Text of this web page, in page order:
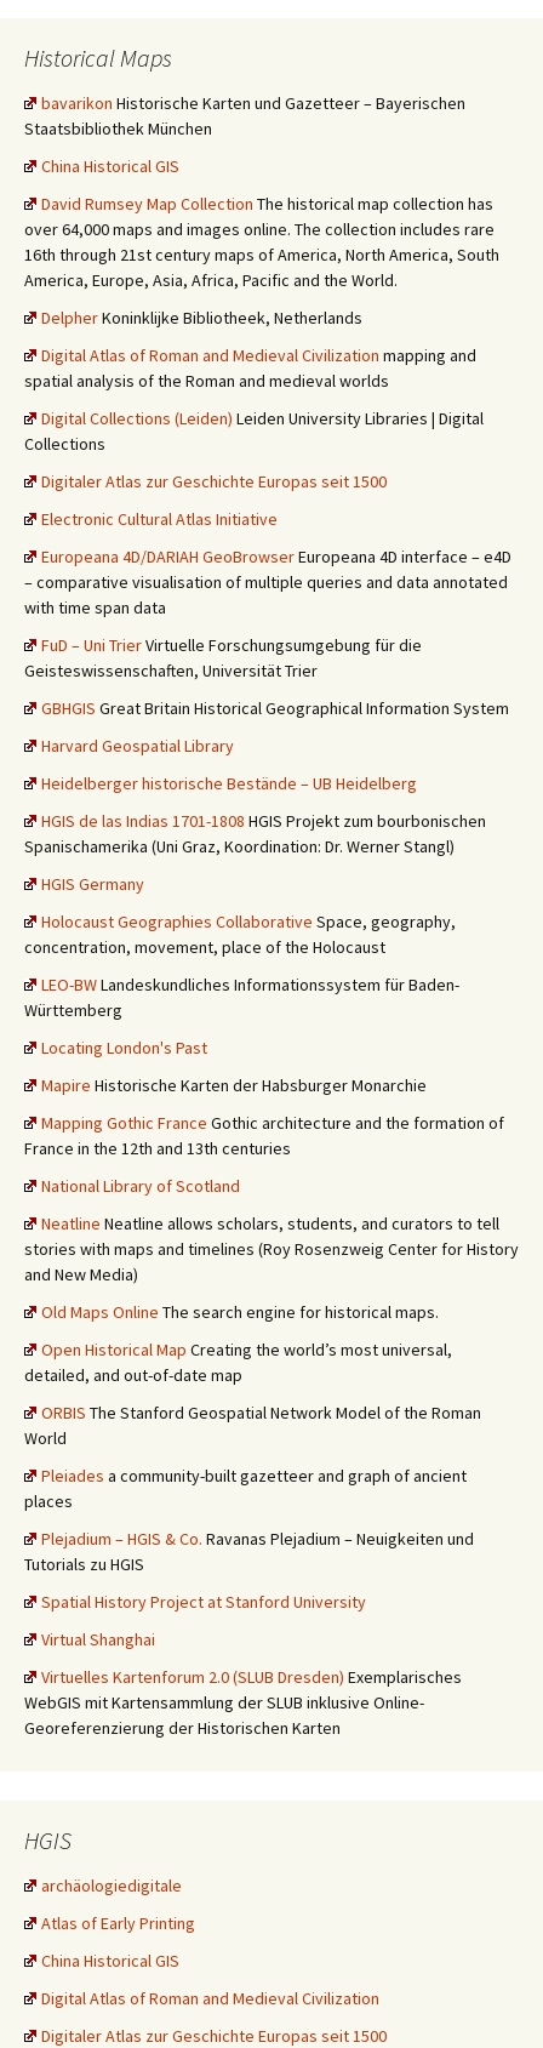
Historical Maps
bavarikon Historische Karten und Gazetteer – Bayerischen
Staatsbibliothek München
China Historical GIS
David Rumsey Map Collection The historical map collection has
over 64,000 maps and images online. The collection includes rare
16th through 21st century maps of America, North America, South
America, Europe, Asia, Africa, Pacific and the World.
DelpherKoninklijke Bibliotheek, Netherlands
Digital Atlas of Roman and Medieval Civilization mapping and
spatial analysis of the Roman and medieval worlds
Digital Collections (Leiden) Leiden University Libraries | Digital
Collections
Digitaler Atlas zur Geschichte Europas seit 1500
Electronic Cultural Atlas Initiative
Europeana 4D/DARIAH GeoBrowserEuropeana 4D interface – e4D
– comparative visualisation of multiple queries and data annotated
with time span data
FuD – Uni TrierVirtuelle Forschungsumgebung für die
Geisteswissenschaften, Universität Trier
GBHGIS Great Britain Historical Geographical Information System
Harvard Geospatial Library
Heidelberger historische Bestände – UB Heidelberg
HGIS de las Indias 1701-1808 HGIS Projekt zum bourbonischen
Spanischamerika (Uni Graz, Koordination: Dr. Werner Stangl)
HGIS Germany
Holocaust Geographies Collaborative Space, geography,
concentration, movement, place of the Holocaust
LEO-BWLandeskundliches Informationssystem für Baden-
Württemberg
Locating London's Past
Mapire Historische Karten der Habsburger Monarchie
Mapping Gothic France Gothic architecture and the formation of
France in the 12th and 13th centuries
National Library of Scotland
Neatline Neatline allows scholars, students, and curators to tell
stories with maps and timelines (Roy Rosenzweig Center for History
and New Media)
Old Maps Online The search engine for historical maps.
Open Historical Map Creating the world’s most universal,
detailed, and out-of-date map
ORBIS The Stanford Geospatial Network Model of the Roman
World
Pleiades a community-built gazetteer and graph of ancient
places
Plejadium – HGIS & Co. Ravanas Plejadium – Neuigkeiten und
Tutorials zu HGIS
Spatial History Project at Stanford University
Virtual Shanghai
Virtuelles Kartenforum 2.0 (SLUB Dresden) Exemplarisches
WebGIS mit Kartensammlung der SLUB inklusive Online-
Georeferenzierung der Historischen Karten
HGIS
archäologiedigitale
Atlas of Early Printing
China Historical GIS
Digital Atlas of Roman and Medieval Civilization
Digitaler Atlas zur Geschichte Europas seit 1500